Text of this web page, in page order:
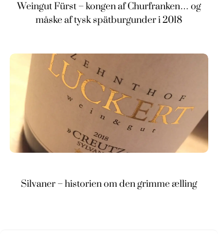
Weingut Fürst – kongen af Churfranken… og
måske af tysk spätburgunder i 2018
Silvaner – historien om den grimme ælling